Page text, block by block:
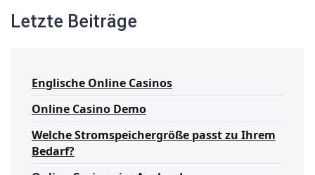
Letzte Beiträge
Englische Online Casinos
Online Casino Demo
Welche Stromspeichergröße passt zu Ihrem
Bedarf?